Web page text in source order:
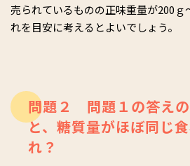
売られているものの正味重量が200ｇ
れを目安に考えるとよいでしょう。
問題２ 問題１の答え
と、糖質量がほぼ同じ
れ？